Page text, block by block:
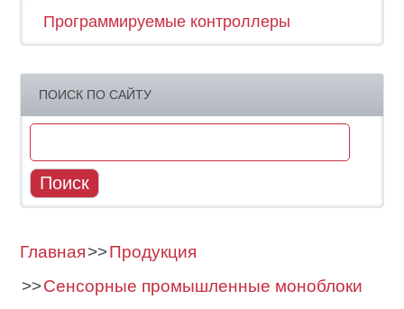
Программируемые контроллеры
ПОИСК ПО САЙТУ
Главная
Продукция
Сенсорные промышленные моноблоки